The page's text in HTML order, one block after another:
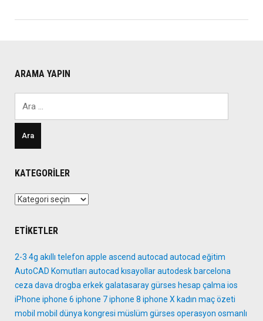
iOS
Ama?"
ARAMA YAPIN
KATEGORILER
Kategoriler
ETIKETLER
2-3 4g akıllı telefon apple ascend autocad autocad eğitim
AutoCAD Komutları autocad kısayollarautodesk barcelona
ceza dava drogba erkekgalatasaraygürses hesap çalma ios
iPhone iphone 6 iphone 7iphone 8 iphone X kadın maç özeti
mobil mobil dünya kongresi müslüm gürses operasyon osmanlı